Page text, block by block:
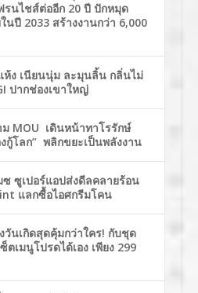
นไชส์ต่ออีก 20 ปี ปักหมุด
นปี 2033 สร้างงานกว่า 6,000
ห้ง เนียนนุ่ม ละมุนลิ้น กลิ่นไม่
ปากช่องเขาใหญ่
MOU เดินหน้าทาโรรักษ์
กู้โลก” พลิกขยะเป็นพลังงาน
ซูเปอร์แอปส่งดีลคลายร้อน
แลกซื้อไอศกรีมโคน
นเกิดสุดคุ้มกว่าใคร! กับชุด
ตเมนูโปรดได้เอง เพียง 299